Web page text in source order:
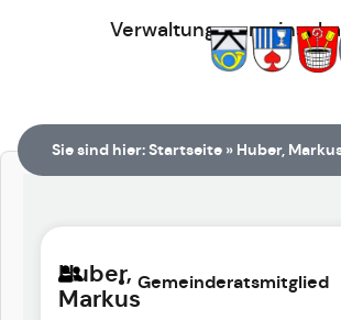
Sie sind hier:Startseite » Huber,
Huber,
Markus
Gemeinderatsmitglied